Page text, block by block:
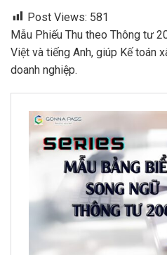
Post Views: 581
Mẫu Phiếu Thu theo Thông tư
Việt và tiếng Anh, giúp Kế toán
doanh nghiệp.